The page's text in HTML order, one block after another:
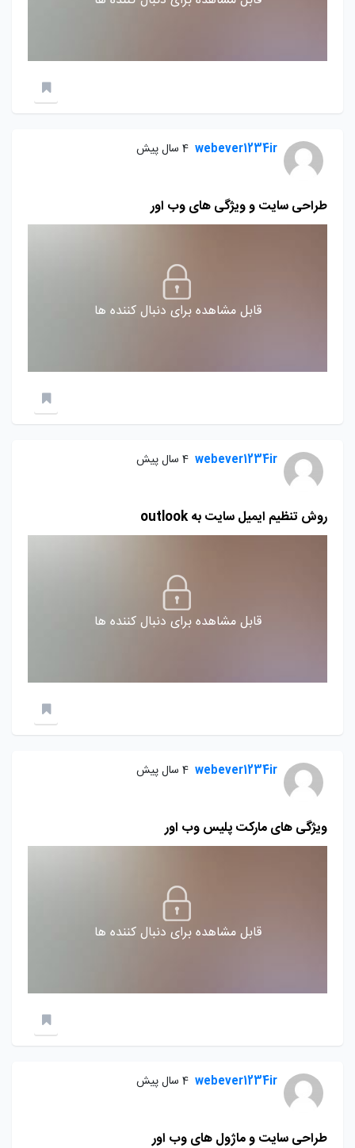
webever1234ir 4 سال پیش
طراحی سایت و ویژگی های وب اور
قابل مشاهده برای دنبال کننده ها
webever1234ir 4 سال پیش
روش تنظیم ایمیل سایت به outlook
قابل مشاهده برای دنبال کننده ها
webever1234ir 4 سال پیش
ویژگی های مارکت پلیس وب اور
قابل مشاهده برای دنبال کننده ها
webever1234ir 4 سال پیش
طراحی سایت و ماژول های وب اور